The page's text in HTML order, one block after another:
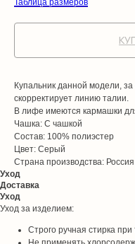
Таблица размеров
Купальник данной модели,
скорректирует линию талии.
В лифе имеются кармашки
Чашка: С чашкой
Состав: 100% полиэстер
Цвет: Серый
Страна производства: Россия
Уход
Доставка
Уход
Уход за изделием:
Строго ручная стирка